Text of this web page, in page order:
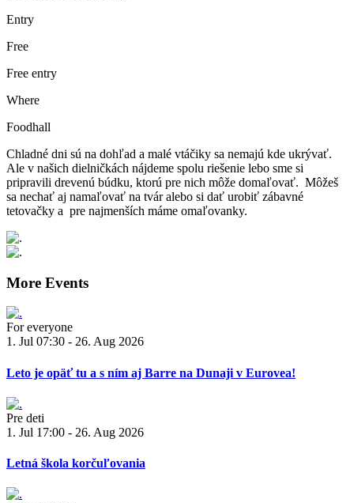
Entry
Free
Free entry
Where
Foodhall
Chladné dni sú na dohľad a malé vtáčiky sa nemajú kde ukrývať.
Ale v našich dielničkách nájdeme spolu riešenie lebo sme si
pripravili drevenú búdku, ktorú pre nich môže domaľovať. Môžeš
sa nechať aj namaľovať na tvár alebo si dať urobiť zábavné
tetovačky a pre najmenších máme omaľovanky.
More Events
For everyone
1. Jul 07:30 - 26. Aug 2026
Leto je opäť tu a s ním aj Barre na Dunaji v Eurovea!
Pre deti
1. Jul 17:00 - 26. Aug 2026
Letná škola korčuľovania